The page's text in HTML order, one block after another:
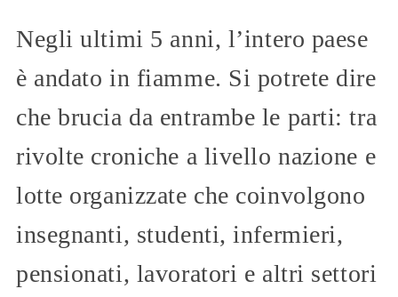
Negli ultimi 5 anni, l’intero paese
è andato in fiamme. Si potrete dire
che brucia da entrambe le parti: tra
rivolte croniche a livello nazione e
lotte organizzate che coinvolgono
insegnanti, studenti, infermieri,
pensionati, lavoratori e altri settori